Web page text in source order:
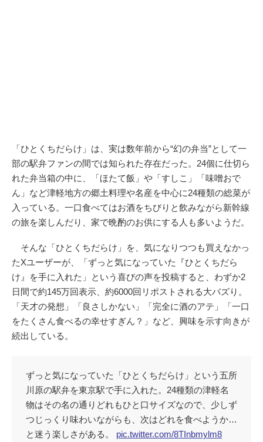
「ひとくちだらけ」は、実は数年前から“幻の弁当”として一
部の駅弁ファンの間では知られた存在だった。24個に仕切ら
れた弁当箱の中に、「ほたて飯」や「すしこ」「味噌おで
ん」など津軽地方の郷土料理や名産を中心に24種類の総菜が
入っている。一口食べてはお酒をちびりと飲みながら新幹線
の旅を楽しんだり、家で晩酌のお供にする人も多いようだ。
そんな「ひとくちだらけ」を、気になりつつも買えなかっ
たXユーザーが、「ずっと気になっていた『ひとくちだら
け』を手に入れた」という喜びの声を投稿すると、わずか2
日間で約145万回表示、約6000回リポストされる大バズり。
「天才の発想」「良さしかない」「完全に酒のアテ」「一口
をたくさん食べるの幸せすぎん？」など、興味を示す向きが
続出している。
ずっと気になっていた「ひとくちだらけ」という五所
川原の駅弁を東京駅で手に入れた。24種類の津軽名
物はその名の通りどれもひと口サイズなので、少しず
つじっくり味わいながらも、次はどれを食べようか…
と迷う楽しさがある。 pic.twitter.com/8TInbmylm8